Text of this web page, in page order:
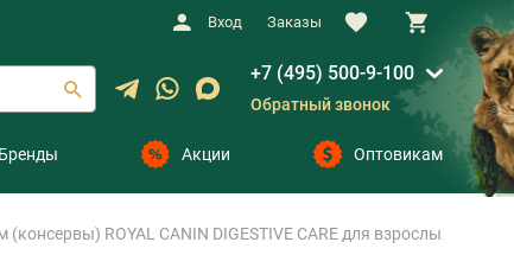
Вход Заказы
+7 (495) 500-9-100
Обратный звонок
Бренды Акции Оптовикам
ROYAL CANIN DIGESTIVE CARE для взрослых кошек